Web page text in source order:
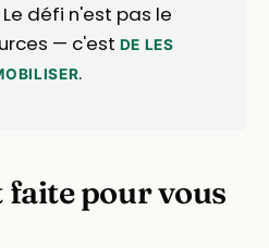
défi n'est pas le
— c'est DE LES
.
faite pour vous